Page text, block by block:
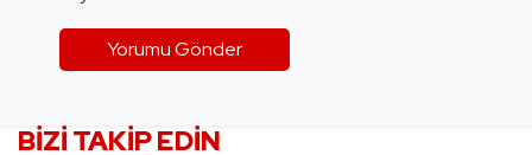
BIZI TAKIP EDIN